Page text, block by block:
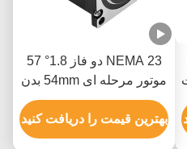
NEMA 23 دو فاز 1.8° 57
موتور مرحله ای 54mm بدن
1.0A ماشین چاپ
بهترین قیمت را دریافت کنید